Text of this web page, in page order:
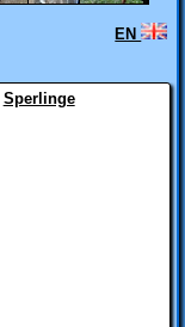
EN
Sperlinge